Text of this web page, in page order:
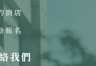
商店
報名
我們